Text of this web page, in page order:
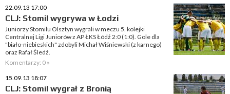
22.09.13 17:00
CLJ: Stomil wygrywa w Łodzi
Juniorzy Stomilu Olsztyn wygrali w meczu 5. kolejki
Centralnej Ligi Juniorów z AP ŁKS Łódź 2:0 (1:0). Gole dla
"biało-niebieskich" zdobyli Michał Wiśniewski (z karnego)
oraz Rafał Śledź.
Komentarzy: 0 »
15.09.13 18:07
CLJ: Stomil wygrał z Bronią